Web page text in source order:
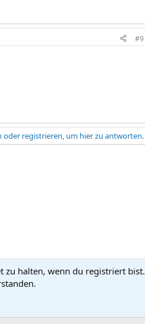
#9
oder registrieren, um hier zu antworten.
Datenschutz
zu halten, wenn du registriert bist.